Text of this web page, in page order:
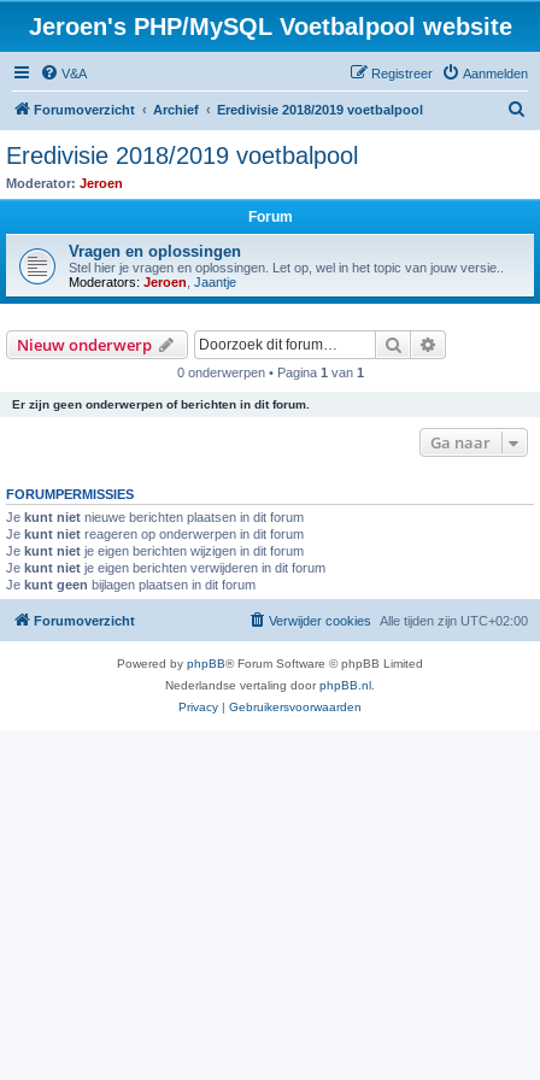
Jeroen's PHP/MySQL Voetbalpool website
V&A Aanmelden
Registreer
Forumoverzicht Archief Eredivisie 2018/2019 voetbalpool
Eredivisie 2018/2019 voetbalpool
Moderator: Jeroen
Forum
Vragen en oplossingen
Stel hier je vragen en oplossingen. Let op, wel in het topic van jouw versie..
Moderators: Jeroen Jaantje
Nieuw onderwerp Zoek
0 onderwerpen • Pagina 1 van 1
Er zijn geen onderwerpen of berichten in dit forum.
Ga naar
FORUMPERMISSIES
Je kunt niet nieuwe berichten plaatsen in dit forum
Je kunt niet reageren op onderwerpen in dit forum
Je kunt niet je eigen berichten wijzigen in dit forum
Je kunt niet je eigen berichten verwijderen in dit forum
Je kunt geen bijlagen plaatsen in dit forum
Forumoverzicht Alle tijden zijn UTC+02:00
Verwijder cookies
Powered by phpBB® Forum Software © phpBB Limited
Nederlandse vertaling doorphpBB.nl
Privacy | Gebruikersvoorwaarden